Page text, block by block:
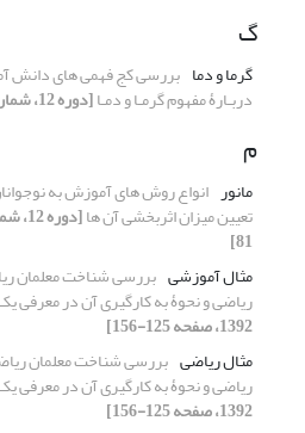
گ
گرما و دما بررسی کج فهمی های دانش
دربـارۀ مفهوم گرمـا و دمـا[دوره 12، شماره 4، 1392، صفحه 93-110]
م
مانور انواع روش های آموزش به
تعیین میزان اثربخشی آن ها
81]
مثال آموزشی بررسی شناخت معلمان
ریاضی و نحوۀ به کارگیری آن در معرفی
1392، صفحه 125-156]
مثال ریاضی بررسی شناخت معلمان
ریاضی و نحوۀ به کارگیری آن در معرفی
1392، صفحه 125-156]